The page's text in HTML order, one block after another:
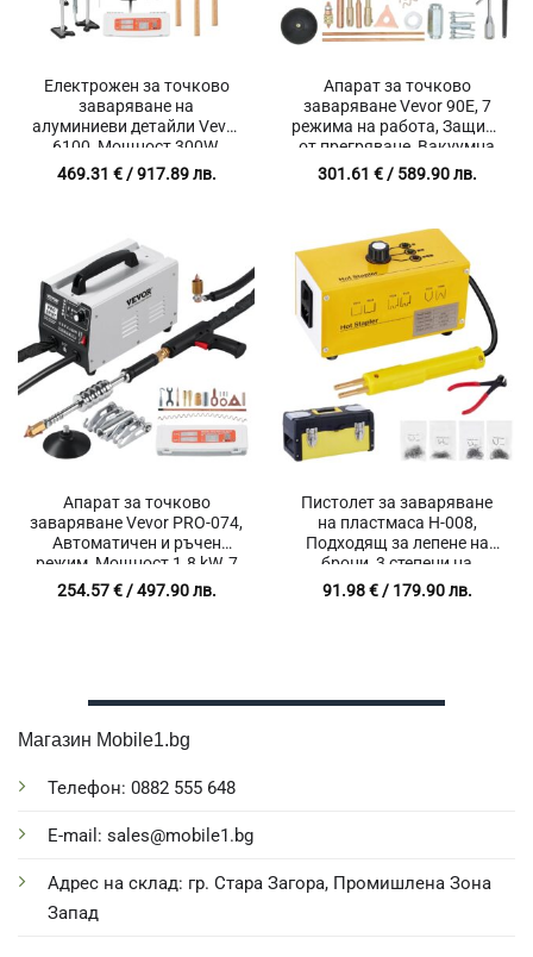
Електрожен за точково
заваряване на
алуминиеви детайли Vevor
6100, Мощност 300W,
Автоматичен и ръчен
режим
469.31 €/ 917.89 лв.
Апарат за точково
заваряване Vevor 90E, 7
режима на работа, Защита
от прегряване, Вакуумна
сила 180 кг
301.61 €/ 589.90 лв.
Апарат за точково
заваряване Vevor PRO-074,
Автоматичен и ръчен
режим, Мощност 1.8 kW, 7
типа на заваряване
254.57€/ 497.90 лв.
Пистолет за заваряване
на пластмаса H-008,
Подходящ за лепене на
брони, 3 степени на
нагряване, 220V
91.98€/ 179.90 лв.
Магазин Mobile1.bg
Телефон: 0882 555 648
E-mail: sales@mobile1.bg
Адрес на склад: гр. Стара Загора, Промишлена Зона
Запад